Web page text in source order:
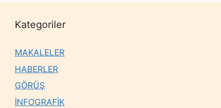
Kategoriler
MAKALELER
HABERLER
GÖRÜŞ
İNFOGRAFİK